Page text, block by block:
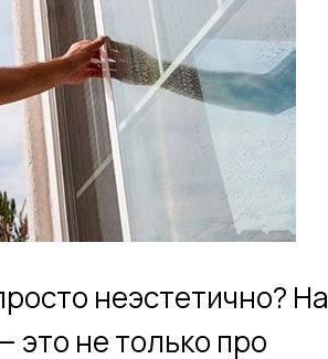
неэстетично? На
это не только про